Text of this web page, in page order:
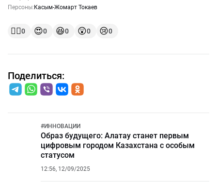
Персоны: Касым-Жомарт Токаев
👍🏻0 😍0 😆0 😲0 😢0
Поделиться:
#ИННОВАЦИИ
Образ будущего: Алатау станет первым
цифровым городом Казахстана с особым
статусом
12:56, 12/09/2025